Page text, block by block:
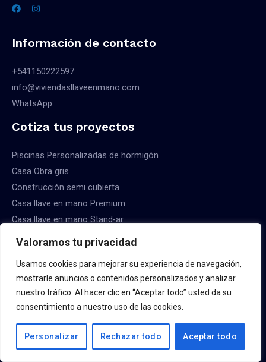
Valoramos tu privacidad
Usamos cookies para mejorar su experiencia de navegación,
mostrarle anuncios o contenidos personalizados y analizar
nuestro tráfico. Al hacer clic en “Aceptar todo” usted da su
consentimiento a nuestro uso de las cookies.
Personalizar Rechazar todo Aceptar todo
Información de contacto
+541150222597
info@viviendasllaveenmano.com
WhatsApp
Cotiza tus proyectos
Piscinas Personalizadas de hormigón
Casa Obra gris
Construcción semi cubierta
Casa llave en mano Premium
Casa llave en mano Stand-ar
Copyright © 2026 Constructora Viviendas Llave en Mano
Política de privacidad